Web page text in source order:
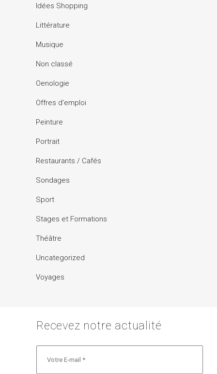
Idées Shopping
Littérature
Musique
Non classé
Oenologie
Offres d'emploi
Peinture
Portrait
Restaurants / Cafés
Sondages
Sport
Stages et Formations
Théâtre
Uncategorized
Voyages
Recevez notre actualité